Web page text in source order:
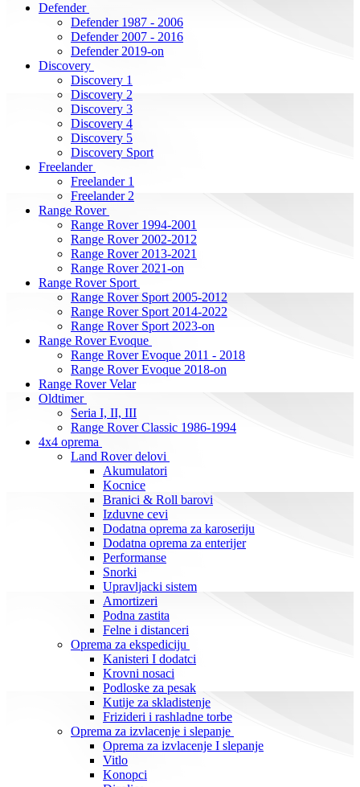
Defender
Defender 1987 - 2006
Defender 2007 - 2016
Defender 2019-on
Discovery
Discovery 1
Discovery 2
Discovery 3
Discovery 4
Discovery 5
Discovery Sport
Freelander
Freelander 1
Freelander 2
Range Rover
Range Rover 1994-2001
Range Rover 2002-2012
Range Rover 2013-2021
Range Rover 2021-on
Range Rover Sport
Range Rover Sport 2005-2012
Range Rover Sport 2014-2022
Range Rover Sport 2023-on
Range Rover Evoque
Range Rover Evoque 2011 - 2018
Range Rover Evoque 2018-on
Range Rover Velar
Oldtimer
Seria I, II, III
Range Rover Classic 1986-1994
4x4 oprema
Land Rover delovi
Akumulatori
Kocnice
Branici & Roll barovi
Izduvne cevi
Dodatna oprema za karoseriju
Dodatna oprema za enterijer
Performanse
Snorki
Upravljacki sistem
Amortizeri
Podna zastita
Felne i distanceri
Oprema za ekspediciju
Kanisteri I dodatci
Krovni nosaci
Podloske za pesak
Kutije za skladistenje
Frizideri i rashladne torbe
Oprema za izvlacenje i slepanje
Oprema za izvlacenje I slepanje
Vitlo
Konopci